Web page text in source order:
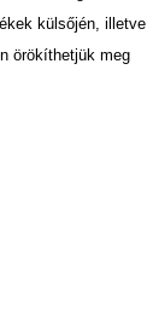
külsőjén, illetve
örökíthetjük meg